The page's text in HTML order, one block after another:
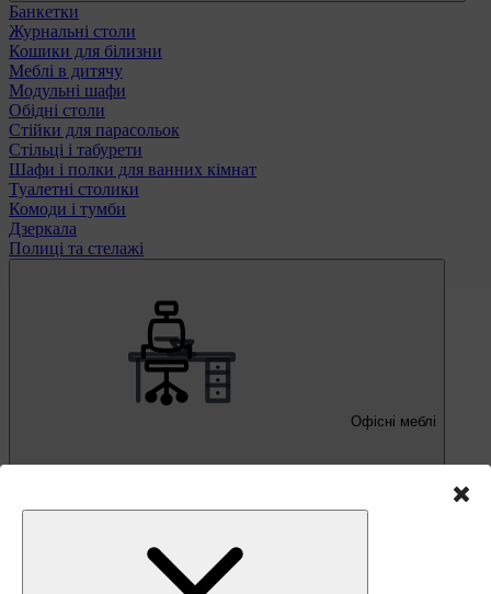
Банкетки
Журнальні столи
Кошики для білизни
Меблі в дитячу
Модульні шафи
Обідні столи
Стійки для парасольок
Стільці і табурети
Шафи і полки для ванних кімнат
Туалетні столики
Комоди і тумби
Дзеркала
Полиці та стелажі
Офісні меблі